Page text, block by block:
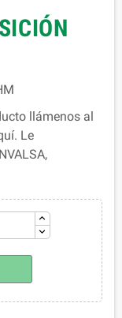
llámenos al
Le